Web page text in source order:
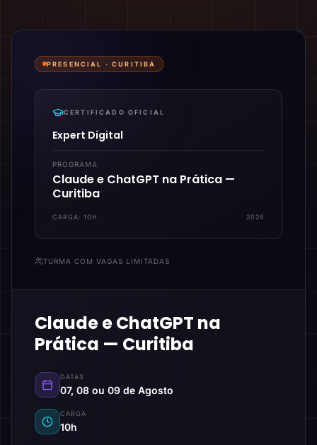
PRESENCIAL ·CURITIBA
CERTIFICADO OFICIAL
Expert Digital
PROGRAMA
Claude e ChatGPT na Prática —
Curitiba
CARGA:10H 2026
TURMA COM VAGAS LIMITADAS
Claude e ChatGPT na
Prática — Curitiba
DATAS
07, 08 ou 09 de Agosto
CARGA
10h